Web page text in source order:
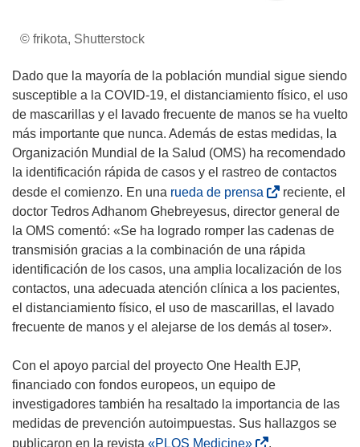
© frikota, Shutterstock
Dado que la mayoría de la población mundial sigue siendo
susceptible a la COVID-19, el distanciamiento físico, el uso
de mascarillas y el lavado frecuente de manos se ha vuelto
más importante que nunca. Además de estas medidas, la
Organización Mundial de la Salud (OMS) ha recomendado
la identificación rápida de casos y el rastreo de contactos
desde el comienzo. En una rueda de prensa
s
e
a
b
r
i
r
e
n
u
n
a
reciente, el
doctor Tedros Adhanom Ghebreyesus, director general de
la OMS comentó: «Se ha logrado romper las cadenas de
transmisión gracias a la combinación de una rápida
identificación de los casos, una amplia localización de los
contactos, una adecuada atención clínica a los pacientes,
el distanciamiento físico, el uso de mascarillas, el lavado
frecuente de manos y el alejarse de los demás al toser».
Con el apoyo parcial del proyecto One Health EJP,
financiado con fondos europeos, un equipo de
investigadores también ha resaltado la importancia de las
medidas de prevención autoimpuestas. Sus hallazgos se
publicaron en la revista «PLOS Medicine»(
.